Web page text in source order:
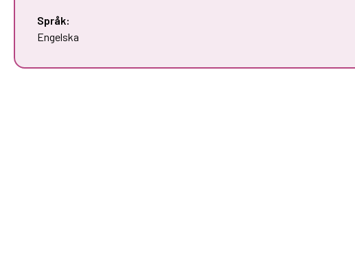
Språk:
Engelska